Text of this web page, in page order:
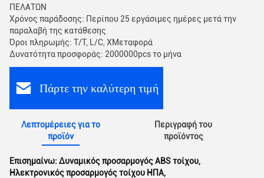
ΠΕΛΑΤΩΝ
Χρόνος παράδοσης: Περίπου 25 εργάσιμες ημέρες μετά την
παραλαβή της κατάθεσης
Όροι πληρωμής: Τ/Τ, L/C, XΜεταφορά
Δυνατότητα προσφοράς: 2000000pcs το μήνα
Πάρτε την καλύτερη τιμή
Λεπτομέρειες για το
προϊόν
Περιγραφή του
προϊόντος
Επισημαίνω: Δυναμικός προσαρμογός ABS τοίχου,
Ηλεκτρονικός προσαρμογός τοίχου ΗΠΑ,